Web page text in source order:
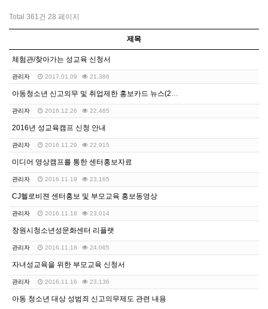
Total 361건 28 페이지
제목
체험관/찾아가는 성교육 신청서
관리자 2017.01.09 21,386
아동청소년 신고의무 및 취업제한 홍보카드 뉴스(2차)
관리자 2016.12.26 22,465
2016년 성교육캠프 신청 안내
관리자 2016.11.29 22,915
미디어 영상캠프를 통한 센터홍보자료
관리자 2016.11.19 23,165
CJ헬로비젼 센터홍보 및 부모교육 홍보동영상
관리자 2016.11.18 23,014
창원시청소년성문화센터 리플랫
관리자 2016.11.18 24,065
자녀성교육을 위한 부모교육 신청서
관리자 2016.11.16 23,136
아동 청소년 대상 성범죄 신고의무제도 관련 내용